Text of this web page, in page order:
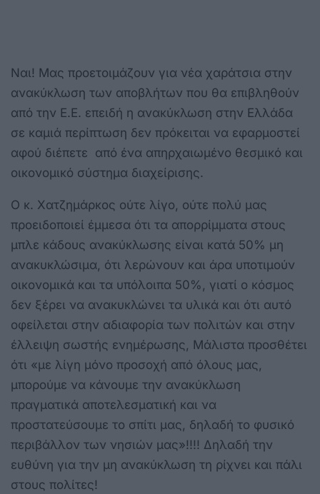
Ναι! Μας προετοιμάζουν για νέα χαράτσια στην
ανακύκλωση των αποβλήτων που θα επιβληθούν
από την Ε.Ε. επειδή η ανακύκλωση στην Ελλάδα
σε καμιά περίπτωση δεν πρόκειται να εφαρμοστεί
αφού διέπετε από ένα απηρχαιωμένο θεσμικό και
οικονομικό σύστημα διαχείρισης.
Ο κ. Χατζημάρκος ούτε λίγο, ούτε πολύ μας
προειδοποιεί έμμεσα ότι τα απορρίμματα στους
μπλε κάδους ανακύκλωσης είναι κατά 50% μη
ανακυκλώσιμα, ότι λερώνουν και άρα υποτιμούν
οικονομικά και τα υπόλοιπα 50%, γιατί ο κόσμος
δεν ξέρει να ανακυκλώνει τα υλικά και ότι αυτό
οφείλεται στην αδιαφορία των πολιτών και στην
έλλειψη σωστής ενημέρωσης, Μάλιστα προσθέτει
ότι «με λίγη μόνο προσοχή από όλους μας,
μπορούμε να κάνουμε την ανακύκλωση
πραγματικά αποτελεσματική και να
προστατεύσουμε το σπίτι μας, δηλαδή το φυσικό
περιβάλλον των νησιών μας»!!!! Δηλαδή την
ευθύνη για την μη ανακύκλωση τη ρίχνει και πάλι
στους πολίτες!